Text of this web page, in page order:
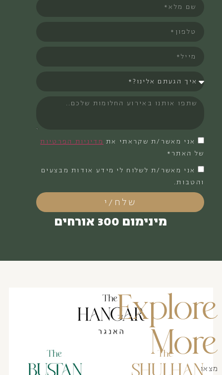
אני מאשר/ת שקראתי אתמדיניות הפרטיות
של האתר*
אני מאשר/ת לשלוח לי מידע אודות מבצעים
והטבות.
שלח/י
מינימום 300 אורחים
Explore
More
מצאו